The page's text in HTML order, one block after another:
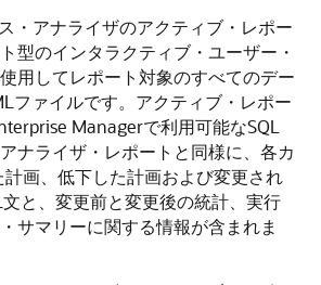
・アナライザのアクティブ・レポー
型のインタラクティブ・ユーザー・
用してレポート対象のすべてのデー
ファイルです。 アクティブ・レポー
Managerで利用可能なSQL
ナライザ・レポートと同様に、各カ
画、低下した計画および変更され
と、変更前と変更後の統計、実行
サマリーに関する情報が含まれま